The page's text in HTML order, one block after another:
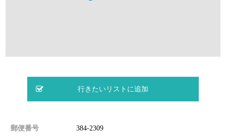
郵便番号 384-2309